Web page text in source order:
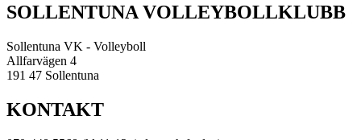
SOLLENTUNA VOLLEYBOLLKLUBB
Sollentuna VK - Volleyboll
Allfarvägen 4
191 47 Sollentuna
KONTAKT